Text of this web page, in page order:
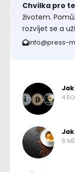
Chvilka pro
životem.
rozvíjet se a
info@press-
4
9